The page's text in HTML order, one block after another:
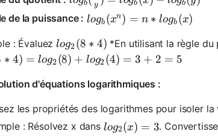
b y b b
de la puissance : log_b(x^n) = n * log_b(x)
logb (xn) = n ∗ logb (x)
: Évaluezlog_2(8 * 4)
log2(8 ∗ 4) *En utilisant la règle du
* 4) = log_2(8) + log_2(4) = 3 + 2 = 5
∗ 4) = log2 (8) + log2(4) = 3 + 2 = 5
d'équations logarithmiques :
les propriétés des logarithmes pour isoler la
: Résolvez x dans log_2(x) = 3
log2(x) = 3.